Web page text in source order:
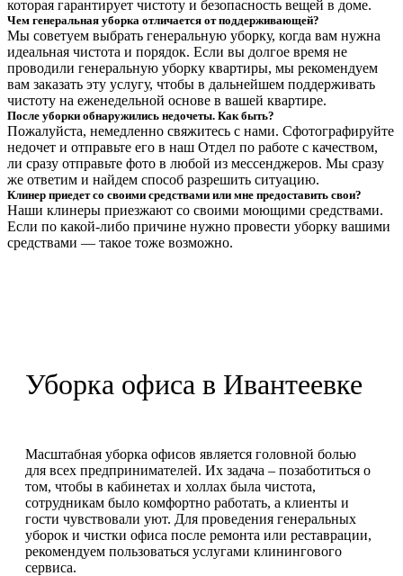
которая гарантирует чистоту и безопасность вещей в доме.
Чем генеральная уборка отличается от поддерживающей?
Мы советуем выбрать генеральную уборку, когда вам нужна
идеальная чистота и порядок. Если вы долгое время не
проводили генеральную уборку квартиры, мы рекомендуем
вам заказать эту услугу, чтобы в дальнейшем поддерживать
чистоту на еженедельной основе в вашей квартире.
После уборки обнаружились недочеты. Как быть?
Пожалуйста, немедленно свяжитесь с нами. Сфотографируйте
недочет и отправьте его в наш Отдел по работе с качеством,
ли сразу отправьте фото в любой из мессенджеров. Мы сразу
же ответим и найдем способ разрешить ситуацию.
Клинер приедет со своими средствами или мне предоставить свои?
Наши клинеры приезжают со своими моющими средствами.
Если по какой-либо причине нужно провести уборку вашими
средствами — такое тоже возможно.
Уборка офиса в Ивантеевке
Масштабная уборка офисов является головной болью
для всех предпринимателей. Их задача – позаботиться о
том, чтобы в кабинетах и холлах была чистота,
сотрудникам было комфортно работать, а клиенты и
гости чувствовали уют. Для проведения генеральных
уборок и чистки офиса после ремонта или реставрации,
рекомендуем пользоваться услугами клинингового
сервиса.